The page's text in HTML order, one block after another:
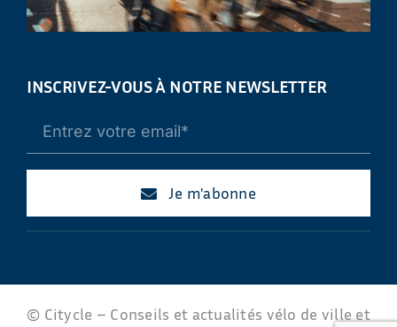
INSCRIVEZ-VOUS À NOTRE NEWSLETTER
Je m'abonne
© Citycle – Conseils et actualités vélo de ville et